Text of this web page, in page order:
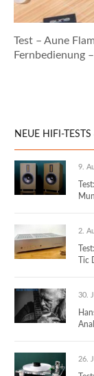
Test – Aune
Fernbedienung
NEUE HIFI-
9.
2.
30.
26.